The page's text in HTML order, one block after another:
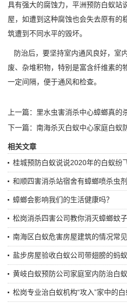
具有强大的腐蚀力，平洲预防白蚁站
屋，如遭到这种腐蚀也会失去原有的
筑遭到不同水平的毁坏。
防治后，要坚持室内通风良好，室
废、杂堆积物，特别是富含纤维素的
一定间隔，便于通风和检查。
上一篇： 里水虫害消杀中心蟑螂真的
下一篇： 南海杀灭白蚁中心家庭白蚁
相关文章
桂城预防白蚁说说2020年的白蚁纷
和顺四害消杀站宿舍有蟑螂喷杀虫剂
蟑螂会影响我们的生活健康吗？
松岗消杀四害公司教你消灭蟑螂蚊
南海区白蚁危害房屋建筑的情况常见
盐步房屋验收白蚁公司带翅膀的蚂
黄岐白蚁预防公司家庭室内防治白
松岗专业治白蚁机构“攻入”家中的